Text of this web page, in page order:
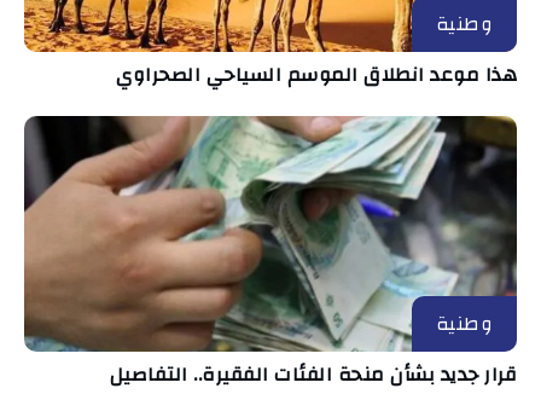
وطنية
هذا موعد انطلاق الموسم السياحي الصحراوي
وطنية
قرار جديد بشأن منحة الفئات الفقيرة.. التفاصيل